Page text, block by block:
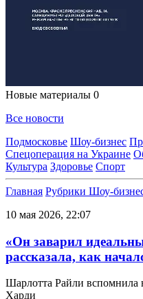
Новые материалы 0
Все новости
Подмосковье Шоу-бизнес
Спецоперация на Украине
Культура Здоровье Спорт
Главная Рубрики Шоу-
10 мая 2026, 22:07
«Он заварил
рассказала, как
Шарлотта Райли вспомнила
Харди